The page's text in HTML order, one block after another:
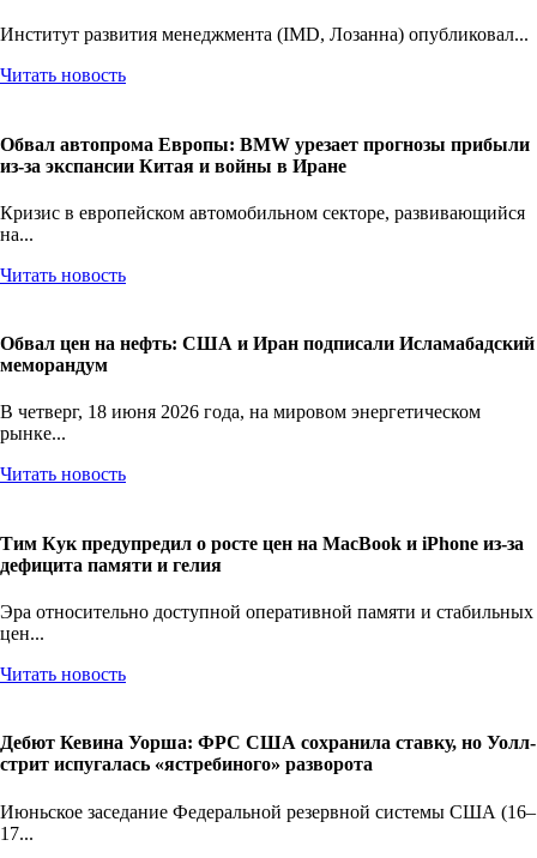
Институт развития менеджмента (IMD, Лозанна) опубликовал...
Читать новость
Обвал автопрома Европы: BMW урезает прогнозы прибыли
из-за экспансии Китая и войны в Иране
Кризис в европейском автомобильном секторе, развивающийся
на...
Читать новость
Обвал цен на нефть: США и Иран подписали Исламабадский
меморандум
В четверг, 18 июня 2026 года, на мировом энергетическом
рынке...
Читать новость
Тим Кук предупредил о росте цен на MacBook и iPhone из-за
дефицита памяти и гелия
Эра относительно доступной оперативной памяти и стабильных
цен...
Читать новость
Дебют Кевина Уорша: ФРС США сохранила ставку, но Уолл-
стрит испугалась «ястребиного» разворота
Июньское заседание Федеральной резервной системы США (16–
17...